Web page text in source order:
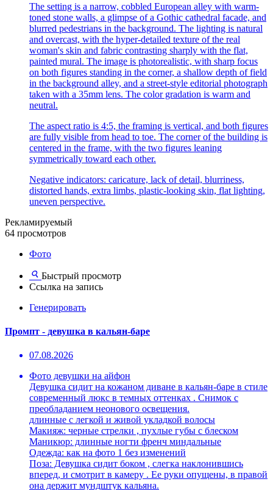
The setting is a narrow, cobbled European alley with warm-
toned stone walls, a glimpse of a Gothic cathedral facade, and
blurred pedestrians in the background. The lighting is natural
and overcast, with the hyper-detailed texture of the real
woman's skin and fabric contrasting sharply with the flat,
painted mural. The image is photorealistic, with sharp focus
on both figures standing in the corner, a shallow depth of field
in the background alley, and a street-style editorial photograph
taken with a 35mm lens. The color gradation is warm and
neutral.
The aspect ratio is 4:5, the framing is vertical, and both figures
are fully visible from head to toe. The corner of the building is
centered in the frame, with the two figures leaning
symmetrically toward each other.
Negative indicators: caricature, lack of detail, blurriness,
distorted hands, extra limbs, plastic-looking skin, flat lighting,
uneven perspective.
Рекламируемый
64 просмотров
Фото
Быстрый просмотр
Ссылка на запись
Генерировать
Промпт - девушка в кальян-баре
07.08.2026
Фото девушки на айфон
Девушка сидит на кожаном диване в кальян-баре в стиле
современный люкс в темных оттенках . Снимок с
преобладанием неонового освещения.
длинные с легкой и живой укладкой волосы
Макияж: черные стрелки , пухлые губы с блеском
Маникюр: длинные ногти френч миндальные
Одежда: как на фото 1 без изменений
Поза: Девушка сидит боком , слегка наклонившись
вперед, и смотрит в камеру . Ее руки опущены, в правой
она держит мундштук кальяна.